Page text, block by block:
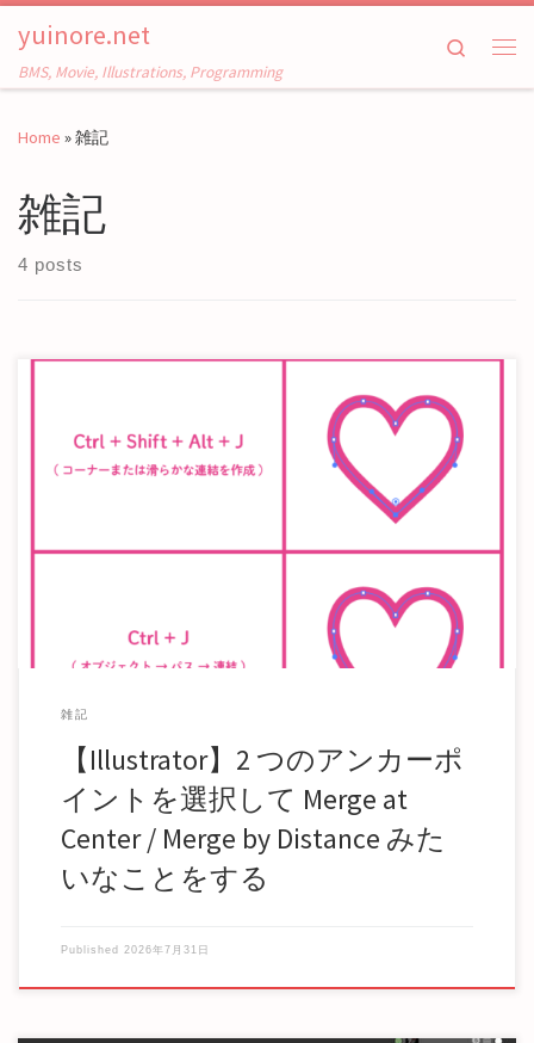
Skip to content
yuinore.net
BMS, Movie, Illustrations, Programming
Search
Home »雑記
雑記
4 posts
Illustrator で Blender 等の Merge by Distance / Merge […]
雑記
【Illustrator】2 つのアンカーポ
イントを選択して Merge at
Center / Merge by Distance みた
いなことをする
Published 2026年7月31日